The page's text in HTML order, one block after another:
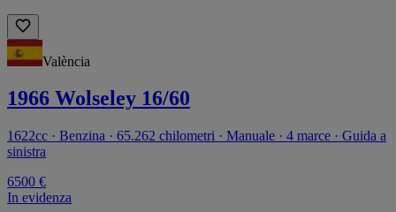
València
1966 Wolseley 16/60
1622cc · Benzina · 65.262 chilometri · Manuale · 4 marce · Guida a
sinistra
6500 €
In evidenza